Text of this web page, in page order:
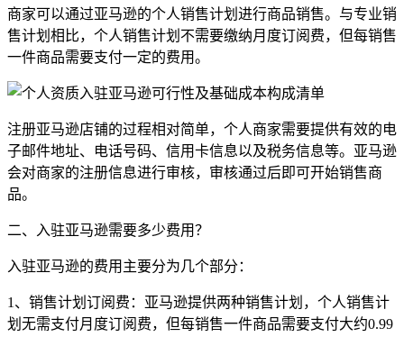
商家可以通过亚马逊的个人销售计划进行商品销售。与专业销
售计划相比，个人销售计划不需要缴纳月度订阅费，但每销售
一件商品需要支付一定的费用。
注册亚马逊店铺的过程相对简单，个人商家需要提供有效的电
子邮件地址、电话号码、信用卡信息以及税务信息等。亚马逊
会对商家的注册信息进行审核，审核通过后即可开始销售商
品。
二、入驻亚马逊需要多少费用？
入驻亚马逊的费用主要分为几个部分：
1、销售计划订阅费：亚马逊提供两种销售计划，个人销售计
划无需支付月度订阅费，但每销售一件商品需要支付大约0.99